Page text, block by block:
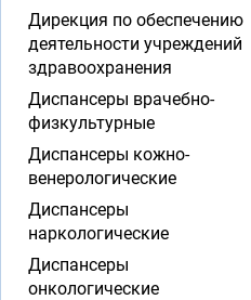
Дирекция по обеспечению
деятельности учреждений
здравоохранения
Диспансеры врачебно-
физкультурные
Диспансеры кожно-
венерологические
Диспансеры
наркологические
Диспансеры
онкологические